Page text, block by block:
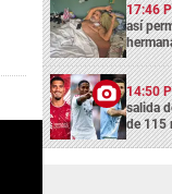
17:46
así
14:50
salida
de 115